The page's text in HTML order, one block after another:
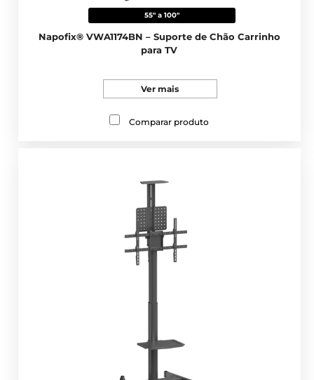
55" a 100"
Napofix® VWA1174BN – Suporte de Chão Carrinho
para TV
Ver mais
Comparar produto